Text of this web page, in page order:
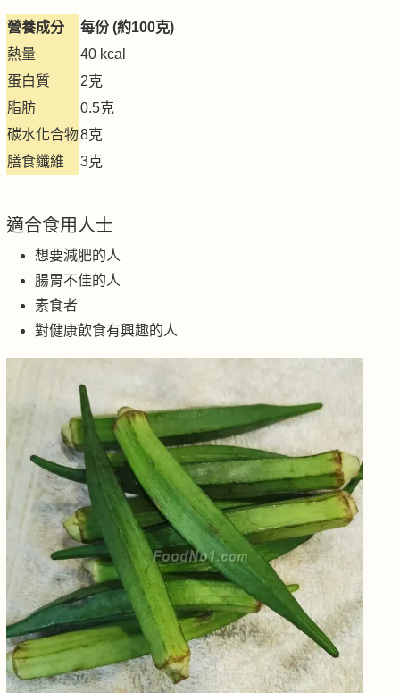
營養成分
每份 (約100克)
熱量
40 kcal
蛋白質
2克
脂肪
0.5克
碳水化合物8克
膳食纖維
3克
適合食用人士
想要減肥的人
腸胃不佳的人
素食者
對健康飲食有興趣的人